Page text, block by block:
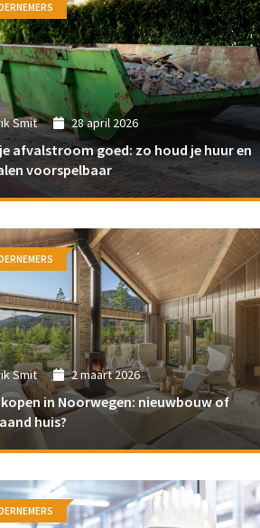
Smit 28 april 2026
afvalstroom goed: zo houd je huur en
voorspelbaar
Smit 2 maart 2026
kopen in Noorwegen: nieuwbouw of
huis?